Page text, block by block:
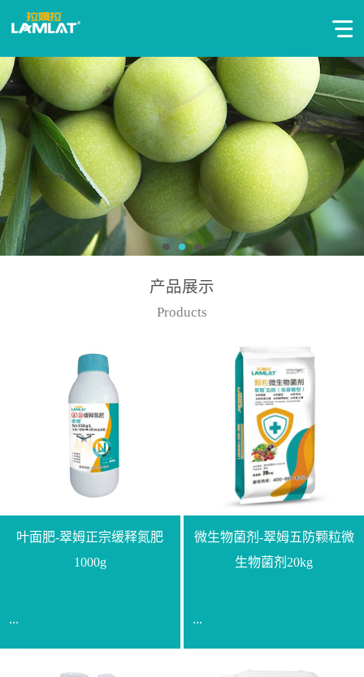
产品展示
Products
叶面肥-翠姆正宗缓释氮肥
1000g
...
微生物菌剂-翠姆五防颗粒微
生物菌剂20kg
...